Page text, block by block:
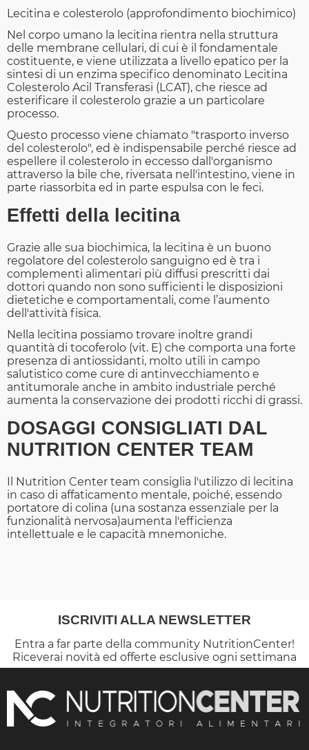
Lecitina e colesterolo (approfondimento biochimico)
Nel corpo umano la lecitina rientra nella struttura
delle membrane cellulari, di cui è il fondamentale
costituente, e viene utilizzata a livello epatico per la
sintesi di un enzima specifico denominato Lecitina
Colesterolo Acil Transferasi (LCAT), che riesce ad
esterificare il colesterolo grazie a un particolare
processo.
Questo processo viene chiamato "trasporto inverso
del colesterolo", ed è indispensabile perché riesce ad
espellere il colesterolo in eccesso dall'organismo
attraverso la bile che, riversata nell'intestino, viene in
parte riassorbita ed in parte espulsa con le feci.
Effetti della lecitina
Grazie alle sua biochimica, la lecitina è un buono
regolatore del colesterolo sanguigno ed è tra i
complementi alimentari più diffusi prescritti dai
dottori quando non sono sufficienti le disposizioni
dietetiche e comportamentali, come l’aumento
dell'attività fisica.
Nella lecitina possiamo trovare inoltre grandi
quantità di tocoferolo (vit. E) che comporta una forte
presenza di antiossidanti, molto utili in campo
salutistico come cure di antinvecchiamento e
antitumorale anche in ambito industriale perché
aumenta la conservazione dei prodotti ricchi di grassi.
DOSAGGI CONSIGLIATI DAL
NUTRITION CENTER TEAM
Il Nutrition Center team consiglia l'utilizzo di lecitina
in caso di affaticamento mentale, poiché, essendo
portatore di colina (una sostanza essenziale per la
funzionalità nervosa)aumenta l'efficienza
intellettuale e le capacità mnemoniche.
ISCRIVITI ALLA NEWSLETTER
Entra a far parte della community NutritionCenter!
Riceverai novità ed offerte esclusive ogni settimana